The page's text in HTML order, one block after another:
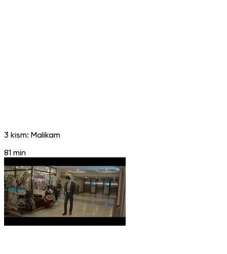
3 kism: Malikam
81 min